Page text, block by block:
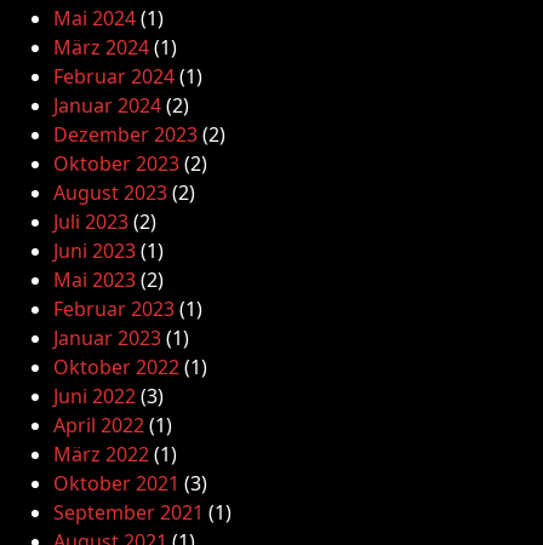
Mai 2024(1)
März 2024(1)
Februar 2024(1)
Januar 2024(2)
Dezember 2023(2)
Oktober 2023(2)
August 2023(2)
Juli 2023(2)
Juni 2023(1)
Mai 2023(2)
Februar 2023(1)
Januar 2023(1)
Oktober 2022(1)
Juni 2022(3)
April 2022(1)
März 2022(1)
Oktober 2021 (3)
September 2021 (1)